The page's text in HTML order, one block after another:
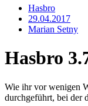
Hasbro
29.04.2017
Marian Setny
Hasbro
Wie ihr vor wenigen
durchgeführt, bei der